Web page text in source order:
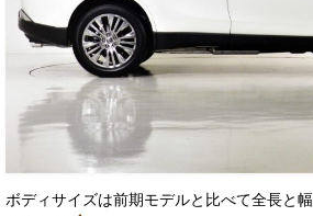
ボディサイズは前期モデルと比べて全長と